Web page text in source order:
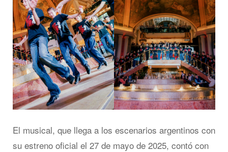
El musical, que llega a los escenarios argentinos con
su estreno oficial el 27 de mayo de 2025, contó con